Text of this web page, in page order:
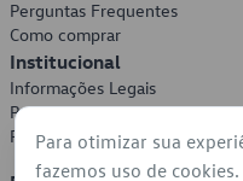
Perguntas Frequentes
Como comprar
Institucional
Informações Legais
Política de Privacidade
Política de Cookies
Para otimizar sua
fazemos uso de